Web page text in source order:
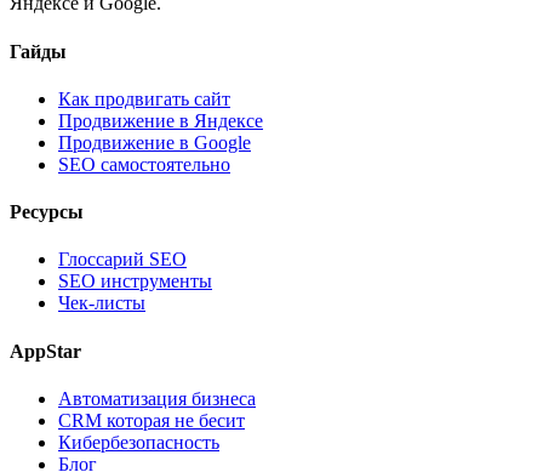
Гайды
Как продвигать сайт
Продвижение в Яндексе
Продвижение в Google
SEO самостоятельно
Ресурсы
Глоссарий SEO
SEO инструменты
Чек-листы
AppStar
Автоматизация бизнеса
CRM которая не бесит
Кибербезопасность
Блог